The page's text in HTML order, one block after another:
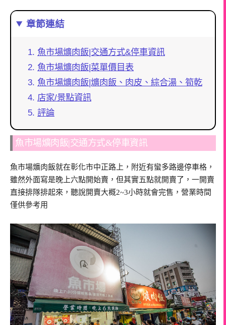
章節連結
魚市場爌肉飯|交通方式&停車資訊
魚市場爌肉飯|菜單價目表
魚市場爌肉飯|爌肉飯、肉皮、綜合湯、筍乾
店家/景點資訊
評論
魚市場爌肉飯|交通方式&停車資訊
魚市場爌肉飯就在彰化市中正路上，附近有蠻多路邊停車格，
雖然外面寫是晚上六點開始賣，但其實五點就開賣了，一開賣
直接排隊排起來，聽說開賣大概2~3小時就會完售，營業時間
僅供參考用